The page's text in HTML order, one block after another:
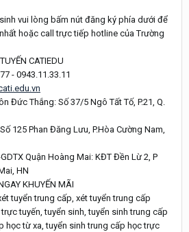
vui lòng bấm nút đăng ký phía dưới để
hoặc call trực tiếp hotline của Trường
CATIEDU
- 0943.11.33.11
Đức Thắng: Số 37/5 Ngô Tất Tố, P.21, Q.
125 Phan Đăng Lưu, P.Hòa Cường Nam,
Quận Hoàng Mai: KĐT Đền Lừ 2, P
HN
KHUYẾN MÃI
tuyển trung cấp, xét tuyển trung cấp
tuyến, tuyển sinh, tuyển sinh trung cấp
học từ xa, tuyển sinh trung cấp học trực